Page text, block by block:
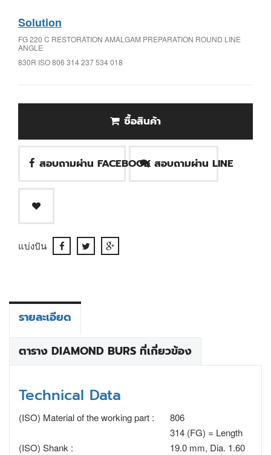
Solution
FG 220 C RESTORATION AMALGAM PREPARATION ROUND LINE
ANGLE
830R ISO 806 314 237 534 018
ซื้อสินค้า
สอบถามผ่าน FACEBOOK สอบถามผ่าน LINE
แบ่งปัน
รายละเอียด
ตาราง DIAMOND BURS ที่เกี่ยวข้อง
Technical Data
(ISO) Material of the working part : 806
(ISO) Shank :
314 (FG) = Length
19.0 mm, Dia. 1.60